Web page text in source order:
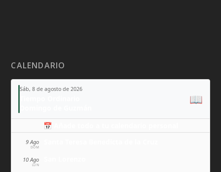
CALENDARIO
Sáb, 8 de agosto de 2026
📖
📅 Añade todo a tu calendario personal
9 Ago
DOM
10 Ago
LUN